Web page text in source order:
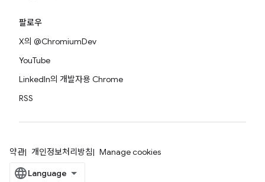
팔로우
X의 @ChromiumDev
YouTube
LinkedIn의 개발자용 Chrome
RSS
약관 개인정보처리방침 Manage cookies